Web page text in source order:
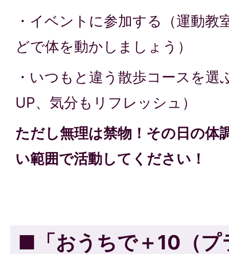
・イベントに参加する（運動
どで体を動かしましょう）
・いつもと違う散歩コースを選
UP、気分もリフレッシュ）
ただし無理は禁物！その日の体
い範囲で活動してください！
■「おうちで＋10（プ